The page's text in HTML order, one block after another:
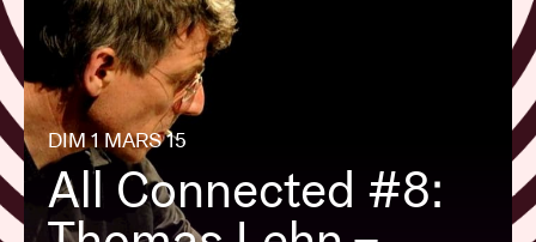
Projets
Actualités
DIM 1 MARS 15
All Connected #8: